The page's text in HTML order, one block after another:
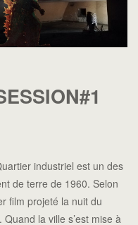
industriel est un des
de terre de 1960. Selon
film projeté la nuit du
la ville s’est mise à